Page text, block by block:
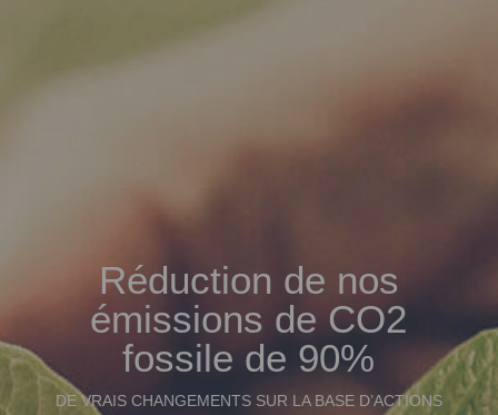
Réduction de nos
émissions de CO2
fossile de 90%
DE VRAIS CHANGEMENTS SUR LA BASE D’ACTIONS